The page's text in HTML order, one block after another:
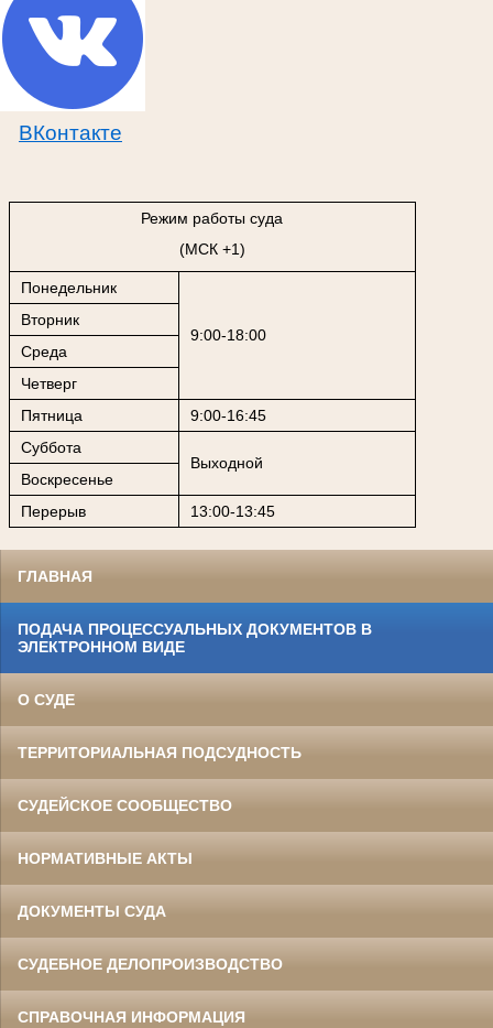
ВКонтакте
Режим работы суда
(МСК +1)
Понедельник
9:00-18:00
Вторник
Среда
Четверг
Пятница
9:00-16:45
Суббота
Выходной
Воскресенье
Перерыв
13:00-13:45
ГЛАВНАЯ
ПОДАЧА ПРОЦЕССУАЛЬНЫХ ДОКУМЕНТОВ В
ЭЛЕКТРОННОМ ВИДЕ
О СУДЕ
ТЕРРИТОРИАЛЬНАЯ ПОДСУДНОСТЬ
СУДЕЙСКОЕ СООБЩЕСТВО
НОРМАТИВНЫЕ АКТЫ
ДОКУМЕНТЫ СУДА
СУДЕБНОЕ ДЕЛОПРОИЗВОДСТВО
СПРАВОЧНАЯ ИНФОРМАЦИЯ